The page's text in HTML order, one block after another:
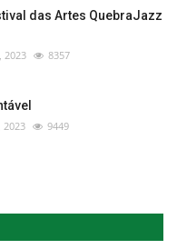
das Artes QuebraJazz
2023 8357
2023 9449